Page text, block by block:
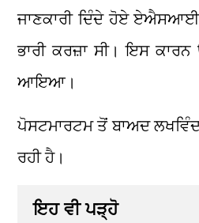
ਜਾਣਕਾਰੀ ਦਿੰਦੇ ਹੋਏ
ਭਾਰੀ ਕਰਜ਼ਾ ਸੀ। ਇਸ
ਆਇਆ।
ਪੋਸਟਮਾਰਟਮ ਤੋਂ ਬਾਅਦ
ਰਹੀ ਹੈ।
ਇਹ ਵੀ ਪੜ੍ਹੋ